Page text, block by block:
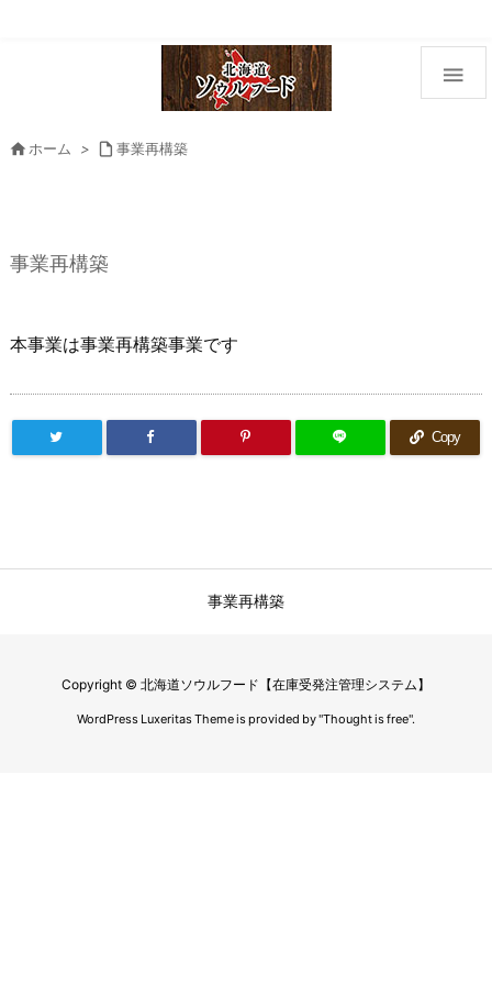

 ホーム >  事業再構築
事業再構築
本事業は事業再構築事業です
Copy
事業再構築
Copyright © 北海道ソウルフード【在庫受発注管理システム】
WordPress Luxeritas Theme is provided by "Thought is free".